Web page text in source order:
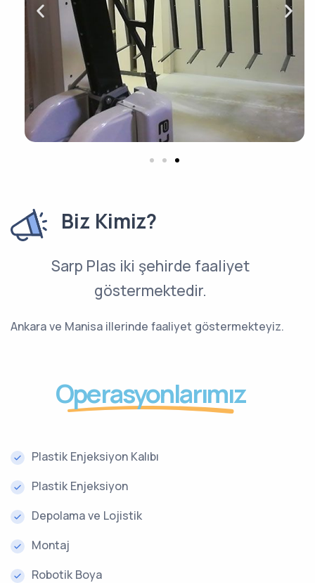
Biz Kimiz?
Sarp Plas iki şehirde faaliyet
göstermektedir.
Ankara ve Manisa illerinde faaliyet göstermekteyiz.
Operasyonlarımız
Plastik Enjeksiyon Kalıbı
Plastik Enjeksiyon
Depolama ve Lojistik
Montaj
Robotik Boya